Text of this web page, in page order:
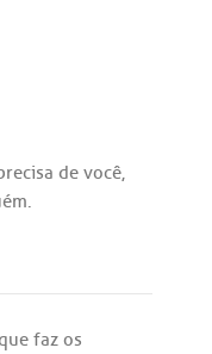
de você,
.
faz os